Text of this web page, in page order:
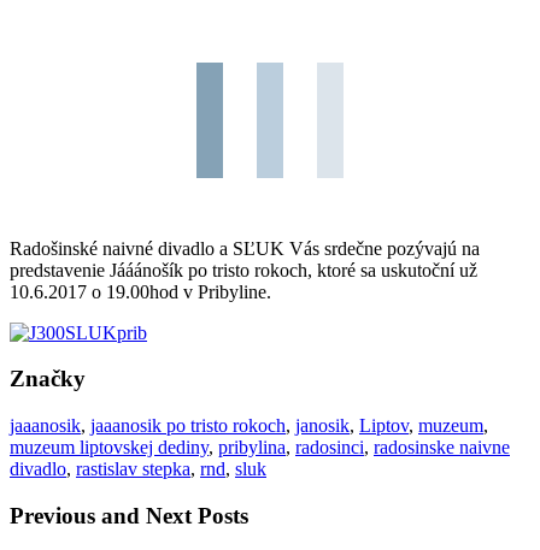
Radošinské naivné divadlo a SĽUK Vás srdečne pozývajú na
predstavenie Jááánošík po tristo rokoch, ktoré sa uskutoční už
10.6.2017 o 19.00hod v Pribyline.
Značky
jaaanosik, jaaanosik po tristo rokoch, janosik, Liptov, muzeum,
muzeum liptovskej dediny, pribylina, radosinci, radosinske naivne
divadlo, rastislav stepka, rnd, sluk
Previous and Next Posts